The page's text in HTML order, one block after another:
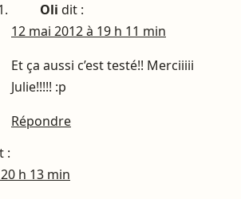
Oli dit :
12 mai 2012 à 19 h 11 min
Et ça aussi c’est testé!! Merciiiii
Julie!!!!! :p
Répondre
:
h 13 min